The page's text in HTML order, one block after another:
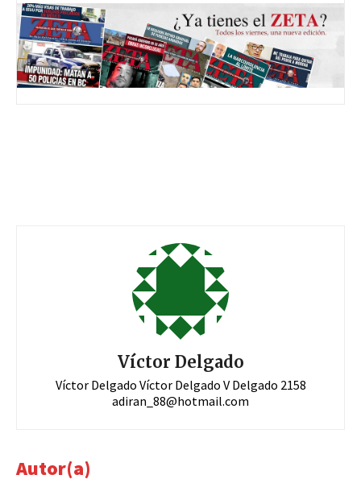
Víctor Delgado
Víctor Delgado Víctor Delgado V Delgado 2158
adiran_88@hotmail.com
Autor(a)